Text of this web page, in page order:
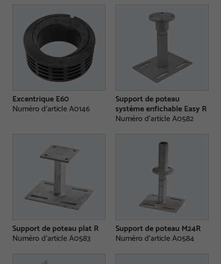
Excentrique E60
Numéro d'article A0146
Support de poteau
système enfichable Easy R
Numéro d'article A0582
Support de poteau plat R
Numéro d'article A0583
Support de poteau M24R
Numéro d'article A0584